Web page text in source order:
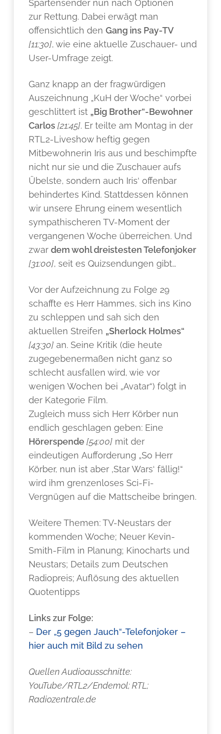
Spartensender nun nach Optionen
zur Rettung. Dabei erwägt man
offensichtlich denGang ins Pay-TV
[11:30], wie eine aktuelle Zuschauer- und
User-Umfrage zeigt.
Ganz knapp an der fragwürdigen
Auszeichnung „KuH der Woche“ vorbei
geschlittert ist „Big Brother“-Bewohner
Carlos[21:45]. Er teilte am Montag in der
RTL2-Liveshow heftig gegen
Mitbewohnerin Iris aus und beschimpfte
nicht nur sie und die Zuschauer aufs
Übelste, sondern auch Iris‘ offenbar
behindertes Kind. Stattdessen können
wir unsere Ehrung einem wesentlich
sympathischeren TV-Moment der
vergangenen Woche überreichen. Und
zwardem wohl dreistesten Telefonjoker
[31:00], seit es Quizsendungen gibt…
Vor der Aufzeichnung zu Folge 29
schaffte es Herr Hammes, sich ins Kino
zu schleppen und sah sich den
aktuellen Streifen „Sherlock Holmes“
[43:30] an. Seine Kritik (die heute
zugegebenermaßen nicht ganz so
schlecht ausfallen wird, wie vor
wenigen Wochen bei „Avatar“) folgt in
der Kategorie Film.
Zugleich muss sich Herr Körber nun
endlich geschlagen geben: Eine
Hörerspende[54:00] mit der
eindeutigen Aufforderung „So Herr
Körber, nun ist aber ‚Star Wars‘ fällig!“
wird ihm grenzenloses Sci-Fi-
Vergnügen auf die Mattscheibe bringen.
Weitere Themen: TV-Neustars der
kommenden Woche; Neuer Kevin-
Smith-Film in Planung; Kinocharts und
Neustars; Details zum Deutschen
Radiopreis; Auflösung des aktuellen
Quotentipps
Links zur Folge:
– Der „5 gegen Jauch“-Telefonjoker –
hier auch mit Bild zu sehen
Quellen Audioausschnitte:
YouTube/RTL2/Endemol; RTL;
Radiozentrale.de